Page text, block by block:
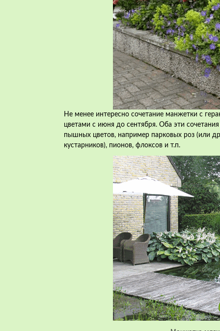
Не менее интересно сочетание манжетки с
цветами с июня до сентября. Оба эти
пышных цветов, например парковых роз (или
кустарников), пионов, флоксов и т.п.